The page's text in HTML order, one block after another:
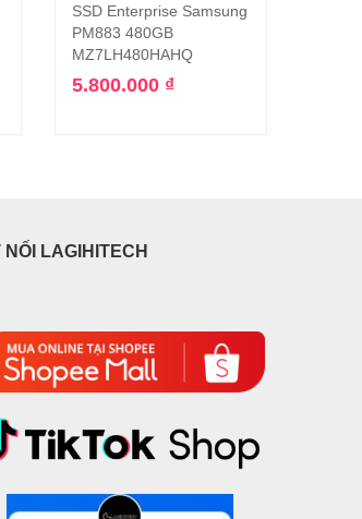
Thêm vào giỏ hàng
SSD Enterprise Samsung
PM883 480GB
MZ7LH480HAHQ
5.800.000 ₫
NỐI LAGIHITECH